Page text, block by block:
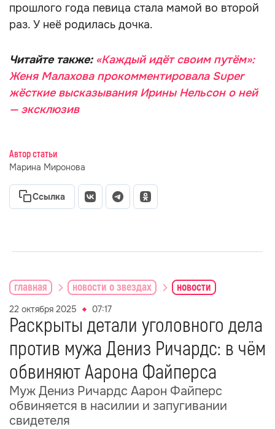
прошлого года певица стала мамой во второй
раз. У неё родилась дочка.
Читайте также:«Каждый идёт своим путём»:
Женя Малахова прокомментировала Super
жёсткие высказывания Ирины Нельсон о ней
— эксклюзив
Автор статьи
Марина Миронова
Ссылка
главная новости о звездах новости
22 октября 2025 07:17
Раскрыты детали уголовного дела
против мужа Дениз Ричардс: в чём
обвиняют Аарона Файперса
Муж Дениз Ричардс Аарон Файперс
обвиняется в насилии и запугивании
свидетеля